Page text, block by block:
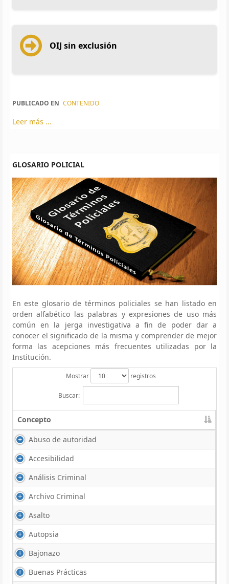
OIJ sin exclusión
PUBLICADO EN CONTENIDO
Leer más ...
GLOSARIO POLICIAL
En este glosario de términos policiales se han listado en
orden alfabético las palabras y expresiones de uso más
común en la jerga investigativa a fin de poder dar a
conocer el significado de la misma y comprender de mejor
forma las acepciones más frecuentes utilizadas por la
Institución.
Mostrar registros
Buscar:
Concepto
Abuso de autoridad
Accesibilidad
Análisis Criminal
Archivo Criminal
Asalto
Autopsia
Bajonazo
Buenas Prácticas